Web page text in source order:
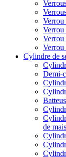
Verrou
Verrou
Verrou
Verrou
Cylindre de
Demi-
de